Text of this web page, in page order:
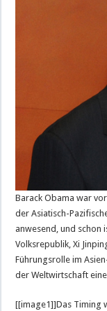
Barack Obama war
der Asiatisch-
anwesend, und schon
Volksrepublik, Xi
Führungsrolle im
der Weltwirtschaft
[[image1]]Das Timing